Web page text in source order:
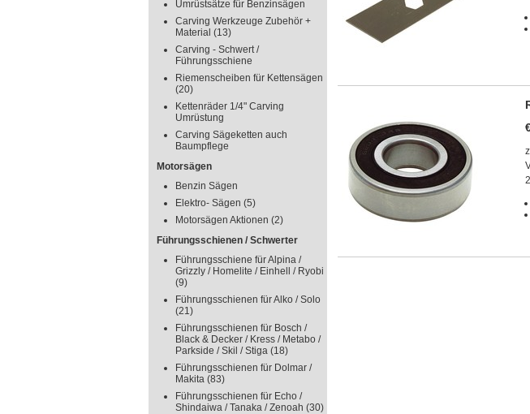
Umrüstsätze für Benzinsägen
Carving Werkzeuge Zubehör +
Material (13)
Carving - Schwert /
Führungsschiene
Riemenscheiben für Kettensägen
(20)
Kettenräder 1/4" Carving
Umrüstung
Carving Sägeketten auch
Baumpflege
Motorsägen
Benzin Sägen
Elektro- Sägen (5)
Motorsägen Aktionen (2)
Führungsschienen / Schwerter
Führungsschiene für Alpina /
Grizzly / Homelite / Einhell / Ryobi
(9)
Führungsschienen für Alko / Solo
(21)
Führungsschienen für Bosch /
Black & Decker / Kress / Metabo /
Parkside / Skil / Stiga (18)
Führungsschienen für Dolmar /
Makita (83)
Führungsschienen für Echo /
Shindaiwa / Tanaka / Zenoah (30)